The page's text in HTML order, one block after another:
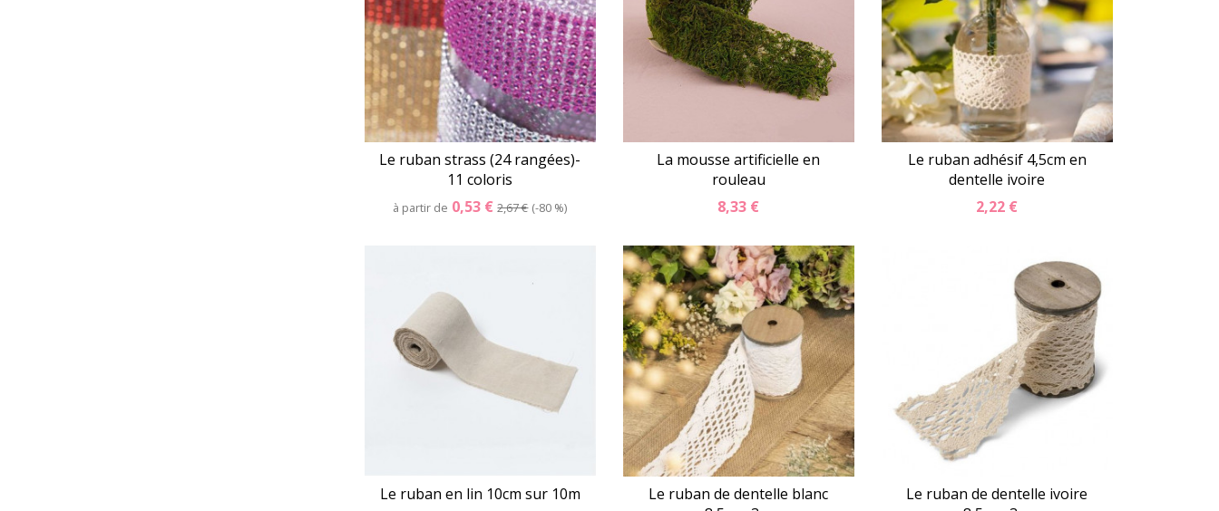
Le ruban strass (24 rangées)-
11 coloris
à partir de 0,53 €2,67 € -80 %
La mousse artificielle en
rouleau
8,33 €
Détails Panier
Le ruban adhésif 4,5cm en
dentelle ivoire
2,22 €
Panier
Le ruban en lin 10cm sur 10m
Le ruban de dentelle blanc
Le ruban de dentelle ivoire